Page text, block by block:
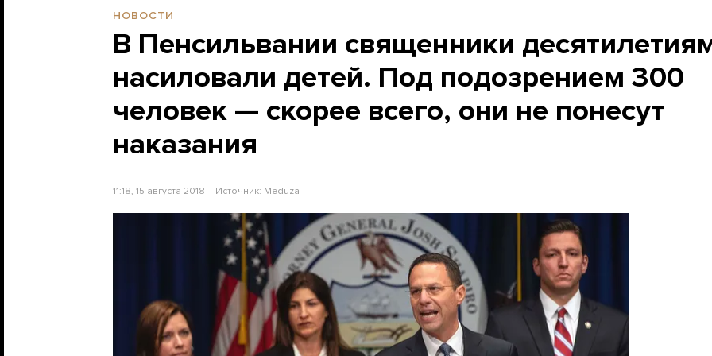
НОВОСТИ
В Пенсильвании священники
насиловали детей. Под подозрением 300
человек — скорее всего, они не понесут
наказания
11:18, 15 августа 2018 Источник: Meduza